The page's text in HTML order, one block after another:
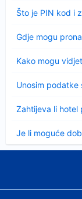
Što je PIN kod i
Sažeto
Gdje mogu
Kako mogu
Unosim
Zahtijeva li hotel
Je li moguće